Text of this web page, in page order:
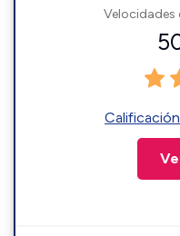
Velocidades